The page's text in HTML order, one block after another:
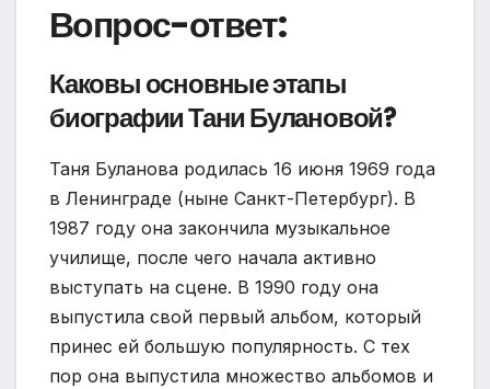
Вопрос-ответ:
Каковы основные этапы
биографии Тани Булановой?
Таня Буланова родилась 16 июня 1969 года
в Ленинграде (ныне Санкт-Петербург). В
1987 году она закончила музыкальное
училище, после чего начала активно
выступать на сцене. В 1990 году она
выпустила свой первый альбом, который
принес ей большую популярность. С тех
пор она выпустила множество альбомов и